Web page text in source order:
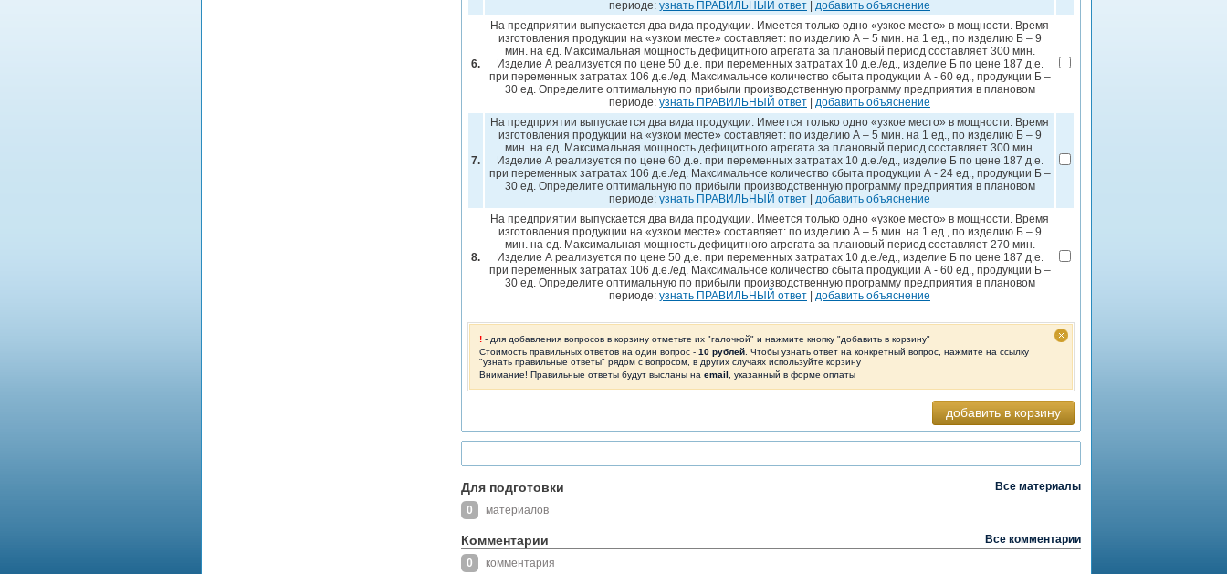
периоде: узнать ПРАВИЛЬНЫЙ ответ добавить объяснение
6.
На предприятии выпускается два вида продукции. Имеется только одно «узкое место» в мощности. Время
изготовления продукции на «узком месте» составляет: по изделию А – 5 мин. на 1 ед., по изделию Б – 9
мин. на ед. Максимальная мощность дефицитного агрегата за плановый период составляет 300 мин.
Изделие А реализуется по цене 50 д.е. при переменных затратах 10 д.е./ед., изделие Б по цене 187 д.е.
при переменных затратах 106 д.е./ед. Максимальное количество сбыта продукции А - 60 ед., продукции Б –
30 ед. Определите оптимальную по прибыли производственную программу предприятия в плановом
периоде: узнать ПРАВИЛЬНЫЙ ответ добавить объяснение
7.
На предприятии выпускается два вида продукции. Имеется только одно «узкое место» в мощности. Время
изготовления продукции на «узком месте» составляет: по изделию А – 5 мин. на 1 ед., по изделию Б – 9
мин. на ед. Максимальная мощность дефицитного агрегата за плановый период составляет 300 мин.
Изделие А реализуется по цене 60 д.е. при переменных затратах 10 д.е./ед., изделие Б по цене 187 д.е.
при переменных затратах 106 д.е./ед. Максимальное количество сбыта продукции А - 24 ед., продукции Б –
30 ед. Определите оптимальную по прибыли производственную программу предприятия в плановом
периоде: узнать ПРАВИЛЬНЫЙ ответ добавить объяснение
8.
На предприятии выпускается два вида продукции. Имеется только одно «узкое место» в мощности. Время
изготовления продукции на «узком месте» составляет: по изделию А – 5 мин. на 1 ед., по изделию Б – 9
мин. на ед. Максимальная мощность дефицитного агрегата за плановый период составляет 270 мин.
Изделие А реализуется по цене 50 д.е. при переменных затратах 10 д.е./ед., изделие Б по цене 187 д.е.
при переменных затратах 106 д.е./ед. Максимальное количество сбыта продукции А - 60 ед., продукции Б –
30 ед. Определите оптимальную по прибыли производственную программу предприятия в плановом
периоде: узнать ПРАВИЛЬНЫЙ ответ добавить объяснение
! - для добавления вопросов в корзину отметьте их "галочкой" и нажмите кнопку "добавить в корзину"
Стоимость правильных ответов на один вопрос - 10 рублей . Чтобы узнать ответ на конкретный вопрос, нажмите на ссылку
"узнать правильные ответы" рядом с вопросом, в других случаях используйте корзину
Внимание! Правильные ответы будут высланы на email , указанный в форме оплаты
добавить в корзину
Для подготовки
Все материалы
0
материалов
Комментарии
Все комментарии
0
комментария